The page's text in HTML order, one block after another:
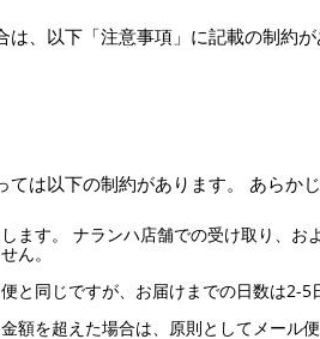
は、以下「注意事項」に記載の制約が
は以下の制約があります。 あらか
ます。 ナランハ店舗での受け取り、お
ん。
と同じですが、お届けまでの日数は2-5
額を超えた場合は、原則としてメール